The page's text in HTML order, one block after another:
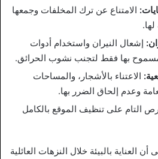
الامتناع عن ترك المخلفات وجمعها
إشعال النيران واستخدام أدوات
بها فقط لتجنب نشوب الحرائق.
الاعتناء بالأشجار، والمساحات
وعدم إلحاق الضرر بها.
التام على تنظيف الموقع بالكامل
العناية بالبيئة خلال النزهات العائلية